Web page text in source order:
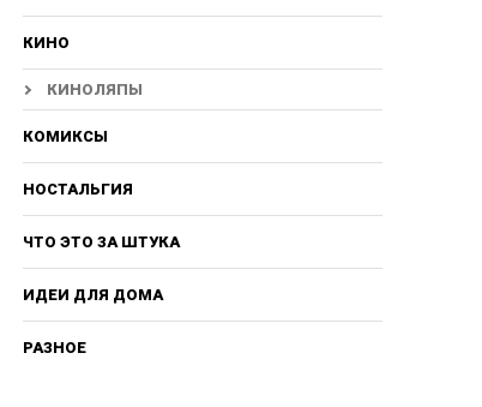
КИНО
КИНОЛЯПЫ
КОМИКСЫ
НОСТАЛЬГИЯ
ЧТО ЭТО ЗА ШТУКА
ИДЕИ ДЛЯ ДОМА
РАЗНОЕ